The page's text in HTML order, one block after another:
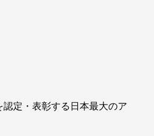
定・表彰する日本最大のア